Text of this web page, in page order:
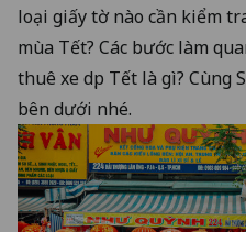
loại giấy tờ nào cần kiểm
mùa Tết? Các bước làm
thuê xe dịp Tết là gì?
bên dưới nhé.